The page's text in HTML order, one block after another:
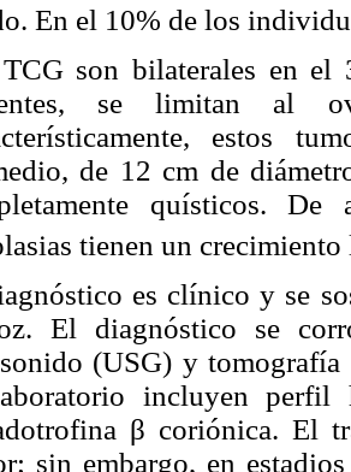
En el 10% de los
son bilaterales en el
se limitan al
estos
de 12 cm de
quísticos.
tienen un
es clínico y se
El diagnóstico se
(USG) y
incluyen perfil
β coriónica. El
sin embargo, en